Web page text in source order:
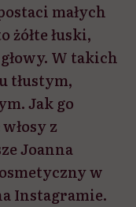
małych
żółte łuski,
W takich
tłustym,
Jak go
z
Joanna
w
Instagramie.